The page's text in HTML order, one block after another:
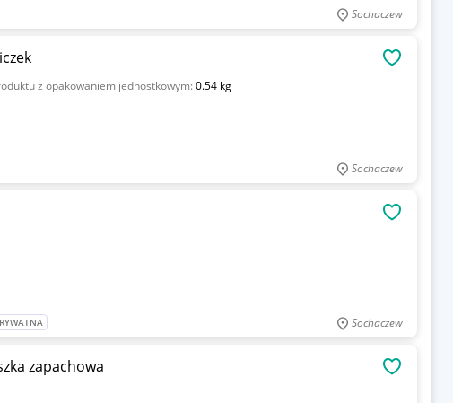
Sochaczew
z opakowaniem jednostkowym:0.54 kg
Sochaczew
Sochaczew
zapachowa